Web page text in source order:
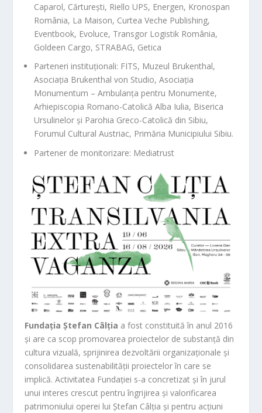
Caparol, Cărturești, Riello UPS, Energen, Kronospan
România, La Maison, Curtea Veche Publishing,
Eventbook, Evoluce, Transgor Logistik România,
Goldeen Cargo, STRABAG, Getica
Parteneri instituționali: FITS, Muzeul Brukenthal,
Asociația Brukenthal von Studio, Asociația
Monumentum – Ambulanța pentru Monumente,
Arhiepiscopia Romano-Catolică Alba Iulia, Biserica
Ursulinelor și Parohia Greco-Catolică din Sibiu,
Forumul Cultural Austriac, Primăria Municipiului Sibiu.
Partener de monitorizare: Mediatrust
Fundația Ștefan Câlția a fost constituită în anul 2016
și are ca scop promovarea proiectelor de substanță din
cultura vizuală, sprijinirea dezvoltării organizaționale și
consolidarea sustenabilității proiectelor în care se
implică. Activitatea Fundației s-a concretizat și în jurul
unui interes crescut pentru îngrijirea și valorificarea
patrimoniului operei lui Ștefan Câlția și pentru acțiuni